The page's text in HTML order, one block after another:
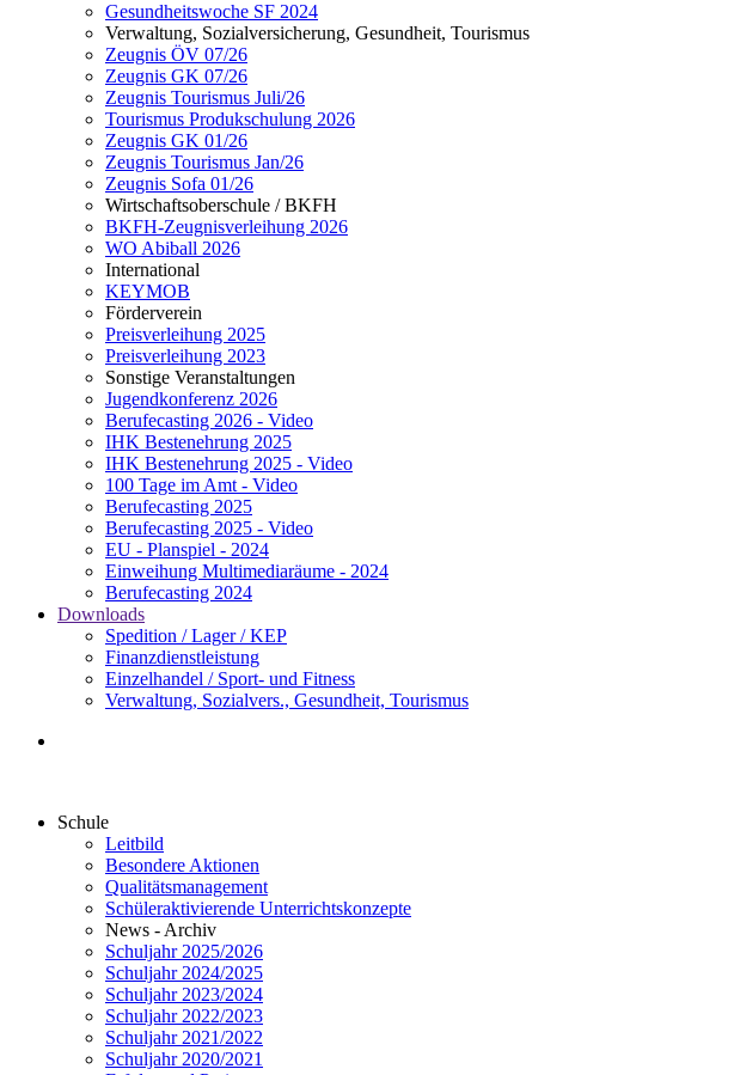
Gesundheitswoche SF 2024
Verwaltung, Sozialversicherung, Gesundheit, Tourismus
Zeugnis ÖV 07/26
Zeugnis GK 07/26
Zeugnis Tourismus Juli/26
Tourismus Produkschulung 2026
Zeugnis GK 01/26
Zeugnis Tourismus Jan/26
Zeugnis Sofa 01/26
Wirtschaftsoberschule / BKFH
BKFH-Zeugnisverleihung 2026
WO Abiball 2026
International
KEYMOB
Förderverein
Preisverleihung 2025
Preisverleihung 2023
Sonstige Veranstaltungen
Jugendkonferenz 2026
Berufecasting 2026 - Video
IHK Bestenehrung 2025
IHK Bestenehrung 2025 - Video
100 Tage im Amt - Video
Berufecasting 2025
Berufecasting 2025 - Video
EU - Planspiel - 2024
Einweihung Multimediaräume - 2024
Berufecasting 2024
Downloads
Spedition / Lager / KEP
Finanzdienstleistung
Einzelhandel / Sport- und Fitness
Verwaltung, Sozialvers., Gesundheit, Tourismus
Schule
Leitbild
Besondere Aktionen
Qualitätsmanagement
Schüleraktivierende Unterrichtskonzepte
News - Archiv
Schuljahr 2025/2026
Schuljahr 2024/2025
Schuljahr 2023/2024
Schuljahr 2022/2023
Schuljahr 2021/2022
Schuljahr 2020/2021